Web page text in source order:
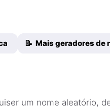
📝 Mais geradores de
um nome aleatório,